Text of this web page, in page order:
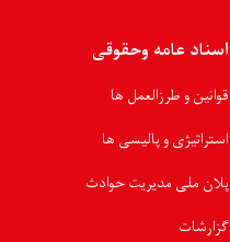
اسناد عامه وحقوقی
قوانین و طرزالعمل ها
استراتیژی و پالیسی ها
پلان ملی مدیریت حوادث
گزارشات